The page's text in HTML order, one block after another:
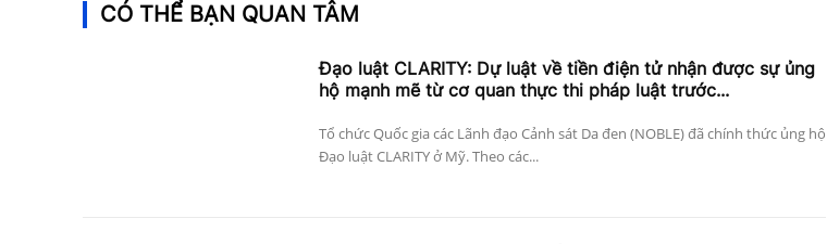
CÓ THỂ BẠN QUAN TÂM
Đạo luật CLARITY: Dự luật về tiền điện tử nhận được sự ủng
hộ mạnh mẽ từ cơ quan thực thi pháp luật trước...
Tổ chức Quốc gia các Lãnh đạo Cảnh sát Da đen (NOBLE) đã chính thức ủng hộ
Đạo luật CLARITY ở Mỹ. Theo các...